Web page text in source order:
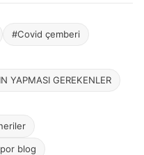
#Covid çemberi
YAPMASI GEREKENLER
blog